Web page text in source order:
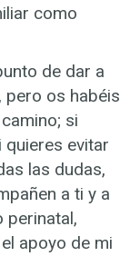
como
de dar a
pero os habéis
si
evitar
las dudas,
a ti y a
perinatal,
apoyo de mi